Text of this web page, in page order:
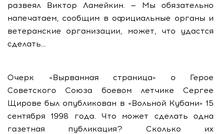
развеял Виктор Ламейкин. — Мы обязательно
напечатаем, сообщим в официальные органы и
ветеранские организации, может, что удастся
сделать…
Очерк «Вырванная страница» о Герое
Советского Союза боевом летчике Сергее
Щирове был опубликован в «Вольной Кубани» 15
сентября 1998 года. Что может сделать одна
газетная публикация? Сколько их